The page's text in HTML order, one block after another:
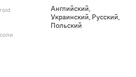
Английский,
Украинский, Русский,
Польский